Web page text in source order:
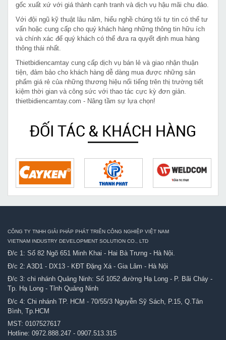
gốc xuất xứ với giá thành cạnh tranh và dịch vụ hậu mãi chu đáo.
Với đội ngũ kỹ thuật lâu năm, hiểu nghề chúng tôi tự tin có thể tư
vấn hoặc cung cấp cho quý khách hàng những thông tin hữu ích
và chính xác để quý khách có thể đưa ra quyết định mua hàng
thông thái nhất.
Thietbidiencamtay cung cấp dịch vụ bán lẻ và giao nhận thuận
tiện, đảm bảo cho khách hàng dễ dàng mua được những sản
phẩm giá rẻ của những thương hiệu nổi tiếng trên thị trường tiết
kiệm thời gian và công sức với thao tác cực kỳ đơn giản.
thietbidiencamtay.com - Nâng tầm sự lựa chọn!
ĐỐI TÁC & KHÁCH HÀNG
CÔNG TY TNHH GIẢI PHÁP PHÁT TRIỂN CÔNG NGHIỆP VIỆT NAM
VIETNAM INDUSTRY DEVELOPMENT SOLUTION CO., LTD
Đ/c 1: Số 82 Ngõ 651 Minh Khai - Hai Bà Trưng - Hà Nội.
Đ/c 2: A3D1 - DX13 - KĐT Đặng Xá - Gia Lâm - Hà Nội
Đ/c 3: chi nhánh Quảng Ninh: Số 1052 đường Hạ Long - P. Bãi Cháy -
Tp. Hạ Long - Tỉnh Quảng Ninh
Đ/c 4: Chi nhánh TP. HCM - 70/55/3 Nguyễn Sỹ Sách, P.15, Q.Tân
Bình, Tp.HCM
MST: 0107527617
Hotline: 0972.888.247 - 0907.513.315